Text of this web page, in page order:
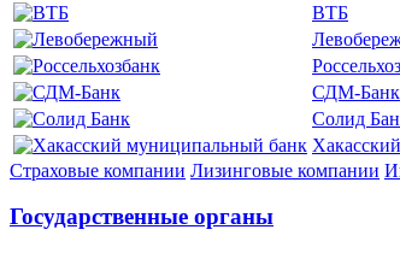
ВТБ
СДМ-Банк
Солид
Страховые компании Лизинговые компании
Государственные органы